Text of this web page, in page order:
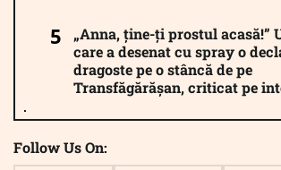
„Anna, ține-ți prostul acasă!”
care a desenat cu spray o
dragoste pe o stâncă de pe
Transfăgărășan, criticat pe
Follow Us On: